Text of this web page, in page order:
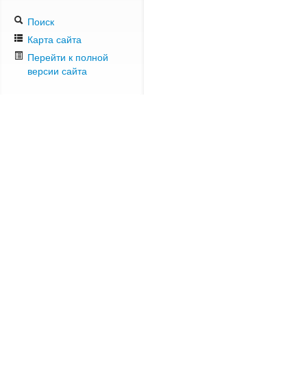
Поиск
Карта сайта
Перейти к полной
версии сайта